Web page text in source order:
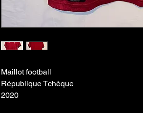
Maillot football
République Tchèque
2020